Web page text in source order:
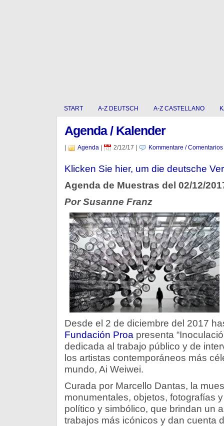
START A-Z DEUTSCH A-Z CASTELLANO
Agenda / Kalender
Agenda| 2/12/17 Kommentare / Comentarios
Klicken Sie hier, um die deutsche
Agenda de Muestras del 02/12/
Por Susanne Franz
Desde el 2 de diciembre del 2017
Fundación Proa presenta
dedicada al trabajo público y de
los artistas contemporáneos más
mundo, Ai Weiwei.
Curada por Marcello Dantas, la
monumentales, objetos, fotografías
político y simbólico, que brindan un
trabajos más icónicos y dan cuenta